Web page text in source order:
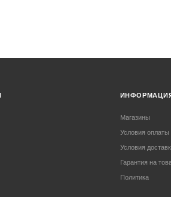
Магазины
Условия оплаты
Условия
Гарантия на
Политика